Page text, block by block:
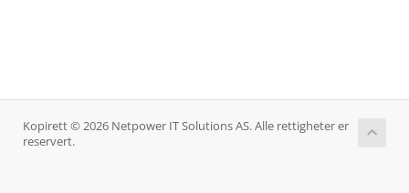
Kopirett © 2026 Netpower IT Solutions AS. Alle rettigheter er
reservert.